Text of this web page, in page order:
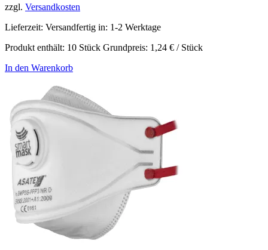
zzgl. Versandkosten
Lieferzeit: Versandfertig in: 1-2 Werktage
Produkt enthält: 10 Stück Grundpreis: 1,24 € / Stück
In den Warenkorb